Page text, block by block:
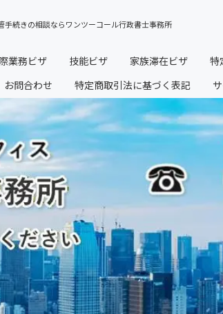
業務ビザ 技能ビザ 家族滞在ビザ 特
お問合わせ 特定商取引法に基づく表記